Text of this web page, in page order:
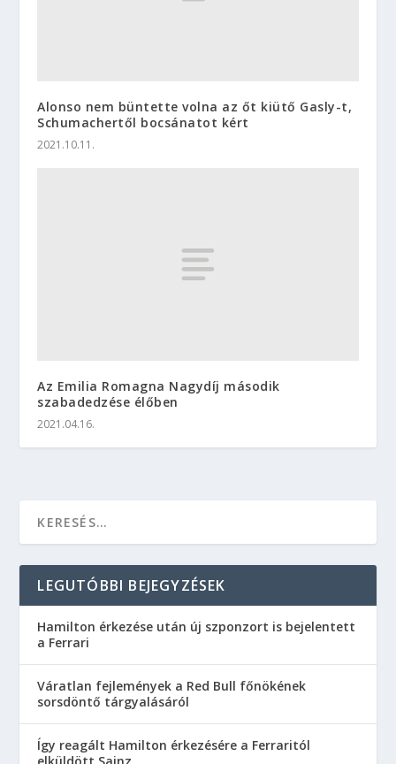
Alonso nem büntette volna az őt kiütő Gasly-t,
Schumachertől bocsánatot kért
2021.10.11.
Az Emilia Romagna Nagydíj második
szabadedzése élőben
2021.04.16.
LEGUTÓBBI BEJEGYZÉSEK
Hamilton érkezése után új szponzort is bejelentett
a Ferrari
Váratlan fejlemények a Red Bull főnökének
sorsdöntő tárgyalásáról
Így reagált Hamilton érkezésére a Ferraritól